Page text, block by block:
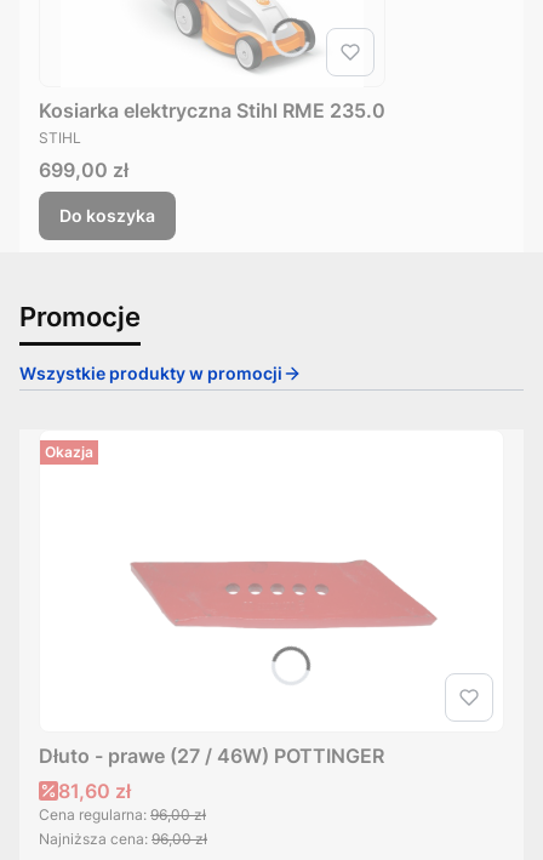
Kosiarka elektryczna Stihl RME 235.0
PRODUCENT
STIHL
Cena
699,00 zł
Do koszyka
Promocje
Wszystkie produkty w promocji
Okazja
Dłuto - prawe (27 / 46W) POTTINGER
Cena promocyjna
81,60 zł
Cena regularna: 96,00 zł
Najniższa cena: 96,00 zł